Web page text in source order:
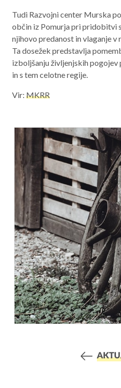
Tudi Razvojni center Murska
občin iz Pomurja pri pridobitvi
njihovo predanost in vlaganje
Ta dosežek predstavlja
izboljšanju življenjskih
in s tem celotne regije.
Vir: MKRR